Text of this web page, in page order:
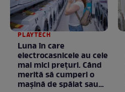
PLAYTECH
Luna în care
electrocasnicele au cele
mai mici prețuri. Când
merită să cumperi o
mașină de spălat sau